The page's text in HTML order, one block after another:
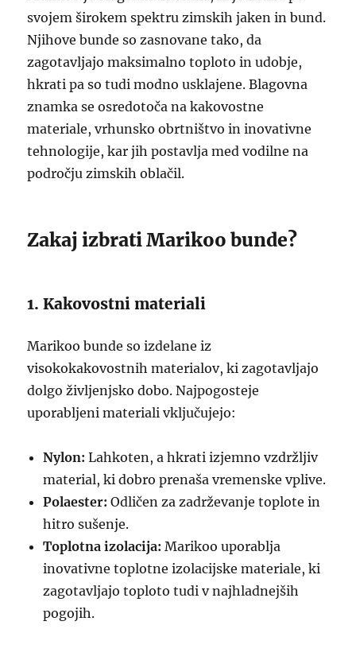
svojem širokem spektru zimskih jaken in bund.
Njihove bunde so zasnovane tako, da
zagotavljajo maksimalno toploto in udobje,
hkrati pa so tudi modno usklajene. Blagovna
znamka se osredotoča na kakovostne
materiale, vrhunsko obrtništvo in inovativne
tehnologije, kar jih postavlja med vodilne na
področju zimskih oblačil.
Zakaj izbrati Marikoo bunde?
1. Kakovostni materiali
Marikoo bunde so izdelane iz
visokokakovostnih materialov, ki zagotavljajo
dolgo življenjsko dobo. Najpogosteje
uporabljeni materiali vključujejo:
Nylon: Lahkoten, a hkrati izjemno vzdržljiv
material, ki dobro prenaša vremenske vplive.
Polaester: Odličen za zadrževanje toplote in
hitro sušenje.
Toplotna izolacija: Marikoo uporablja
inovativne toplotne izolacijske materiale, ki
zagotavljajo toploto tudi v najhladnejših
pogojih.